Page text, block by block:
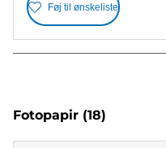
Føj til ønskeliste
Fotopapir (18)